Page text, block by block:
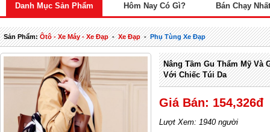
Danh Mục Sản Phẩm Hôm Nay Có Gì? Bán Chạy Nhất
Sản Phẩm:Ôtô - Xe Máy - Xe Đạp-Xe Đạp-Phụ Tùng Xe Đạp
Nâng Tầm Gu Thẩm Mỹ Và
Với Chiếc Túi Da
Giá Bán: 154,326đ
Lượt Xem: 1940 người